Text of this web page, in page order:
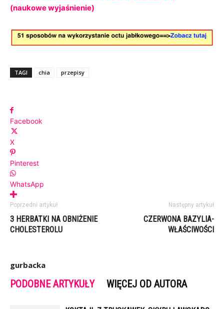
(naukowe wyjaśnienie)
TAGI chia przepisy
Facebook
X
Pinterest
WhatsApp
Poprzedni artykuł
3 HERBATKI NA OBNIŻENIE
CHOLESTEROLU
Następny artykuł
CZERWONA BAZYLIA-
WŁAŚCIWOŚCI
gurbacka
PODOBNE ARTYKUŁY WIĘCEJ OD AUTORA